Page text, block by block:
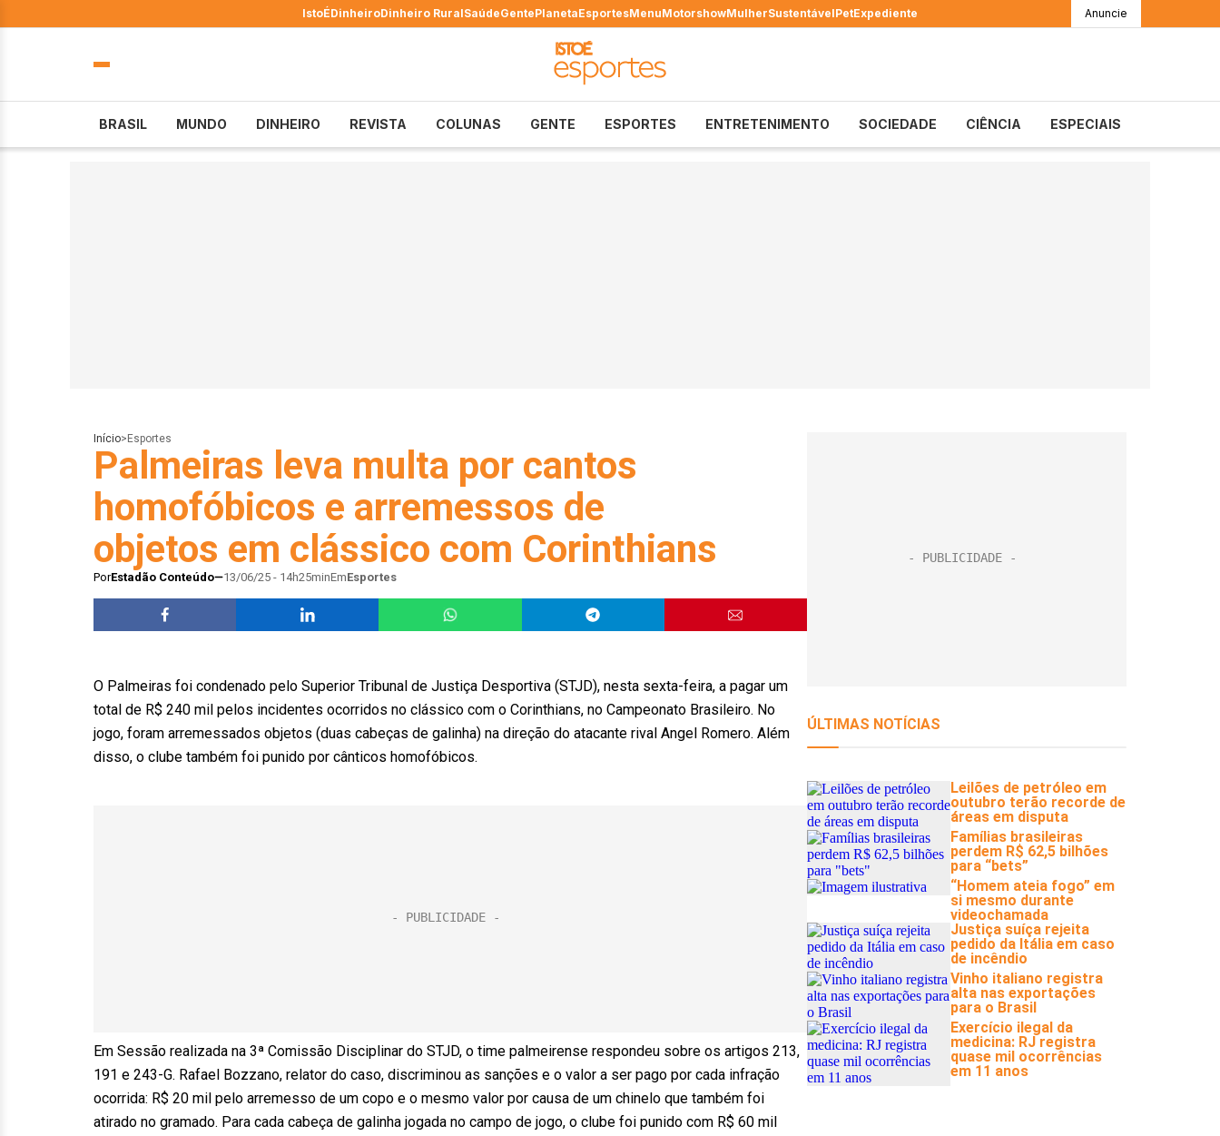
IstoÉDinheiroDinheiro RuralSaúdeGentePlanetaEsportesMenuMotorshowMulherSustentávelPetExpediente Anuncie
BRASIL MUNDO DINHEIRO REVISTA COLUNAS GENTE ESPORTES ENTRETENIMENTO SOCIEDADE CIÊNCIA ESPECIAIS
Início> Esportes
Palmeiras leva multa por cantos
homofóbicos e arremessos de
objetos em clássico com Corinthians
PorEstadão Conteúdo 13/06/25 - 14h25minEmEsportes
O Palmeiras foi condenado pelo Superior Tribunal de Justiça Desportiva (STJD), nesta sexta-feira, a pagar um
total de R$ 240 mil pelos incidentes ocorridos no clássico com o Corinthians, no Campeonato Brasileiro. No
jogo, foram arremessados objetos (duas cabeças de galinha) na direção do atacante rival Angel Romero. Além
disso, o clube também foi punido por cânticos homofóbicos.
Em Sessão realizada na 3ª Comissão Disciplinar do STJD, o time palmeirense respondeu sobre os artigos 213,
191 e 243-G. Rafael Bozzano, relator do caso, discriminou as sanções e o valor a ser pago por cada infração
ocorrida: R$ 20 mil pelo arremesso de um copo e o mesmo valor por causa de um chinelo que também foi
atirado no gramado. Para cada cabeça de galinha jogada no campo de jogo, o clube foi punido com R$ 60 mil